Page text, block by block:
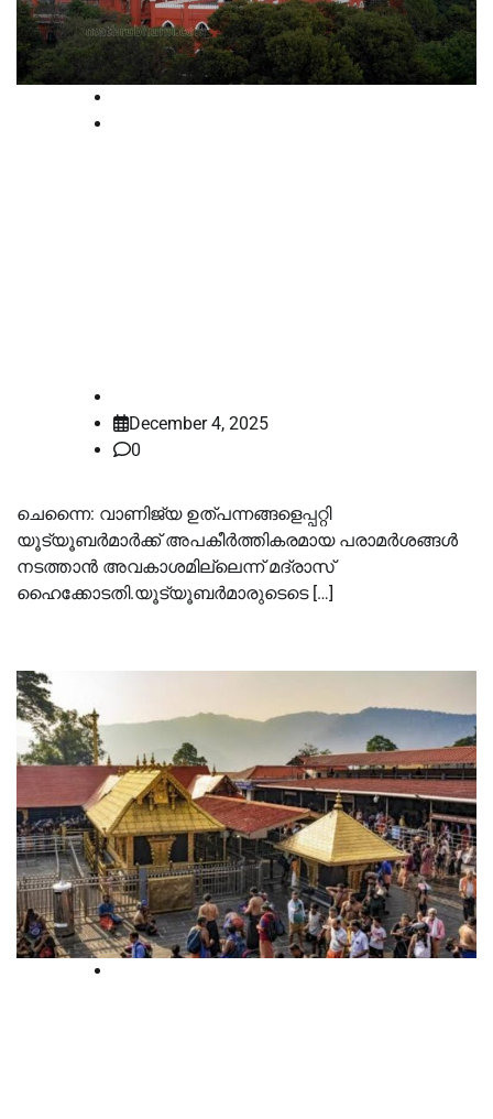
December 4, 2025
0
ചെന്നൈ: വാണിജ്യ ഉത്പന്നങ്ങളെപ്പറ്റി
യൂട്യൂബര്‍മാര്‍ക്ക് അപകീര്‍ത്തികരമായ പരാമര്‍ശങ്ങള്‍
നടത്താന്‍ അവകാശമില്ലെന്ന് മദ്രാസ്
ഹൈക്കോടതി.യൂട്യൂബര്‍മാരുടെടെ […]